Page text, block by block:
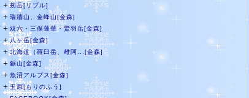
＋剱岳[リブル]
＋ 瑞牆山、金峰山[金森]
＋ 双六・三俣蓮華・鷲羽岳[金森]
＋八ヶ岳[金森]
＋北海道（羅臼岳、雌阿...[金森]
＋ 鋸山[金森]
＋ 魚沼アルプス[金森]
＋玉原[もりのふう]